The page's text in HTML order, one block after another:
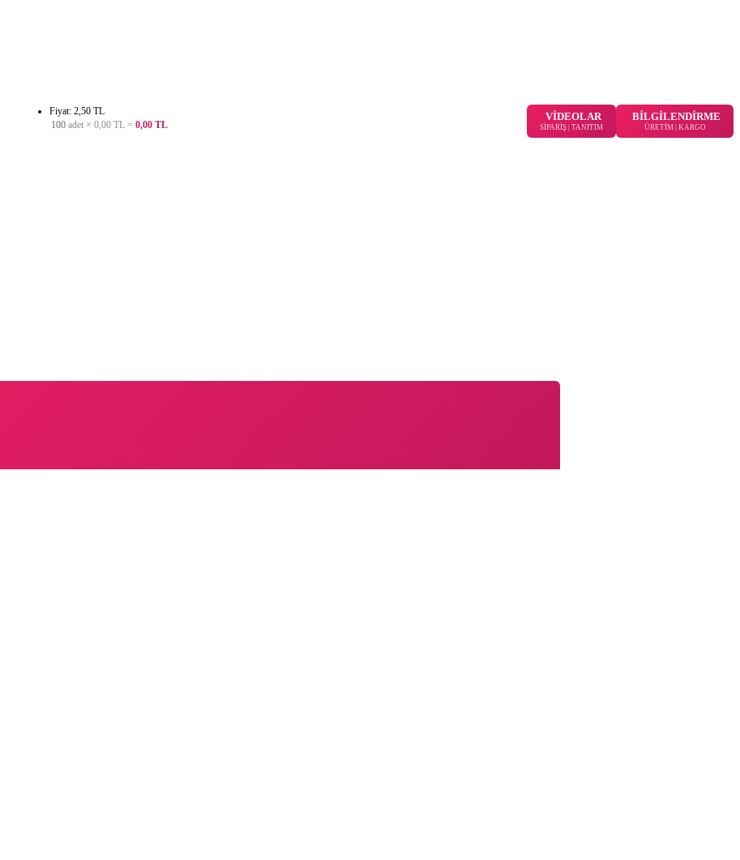
Fiyat: 2,50 TL
100adet × 0,00 TL= 0,00 TL
VİDEOLAR
SİPARİŞ | TANITIM
BİLGİLENDİRME
ÜRETİM | KARGO